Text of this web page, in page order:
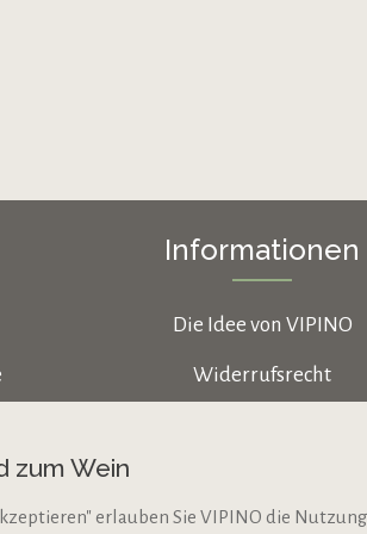
Informationen
Die Idee von VIPINO
Widerrufsrecht
Impressum
zum Wein
erlauben Sie VIPINO die